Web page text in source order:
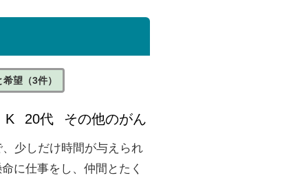
望（3件）
K 20代 その他のがん
少しだけ時間が与えられ
に仕事をし、仲間とたく